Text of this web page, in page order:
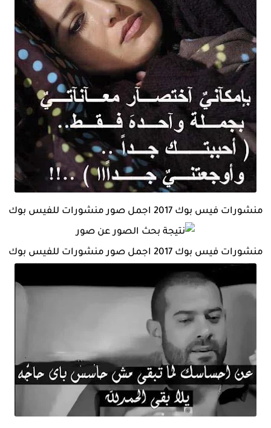
منشورات فيس بوك 2017 اجمل صور منشورات للفيس بوك
منشورات فيس بوك 2017 اجمل صور منشورات للفيس بوك